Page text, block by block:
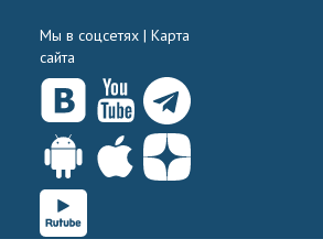
Мы в соцсетях | Карта
сайта